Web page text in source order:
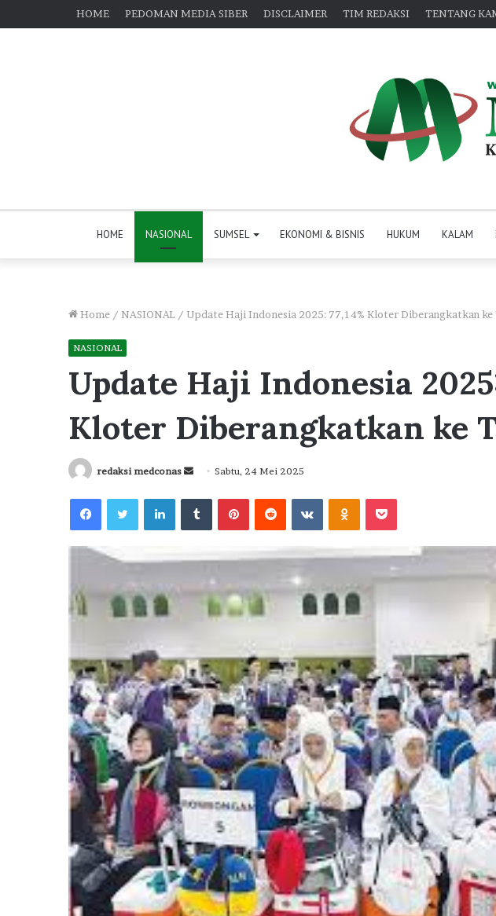
HOME PEDOMAN MEDIA SIBER DISCLAIMER TIM REDAKSI TENTANG
HOME NASIONAL SUMSEL EKONOMI & BISNIS HUKUM KALAM
Home / NASIONAL / Update Haji Indonesia 2025: 77,14% Kloter Diberangkatkan ke
NASIONAL
Update Haji Indonesia
Kloter Diberangkatkan ke
redaksi medconas
Send
email
Sabtu, 24 Mei 2025
FacebookTwitterLinkedInTumblrPinterestReddit VKontakteOdnoklassniki
Pocket